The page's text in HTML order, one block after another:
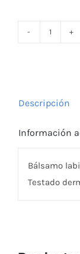
Descripción
Información
Bálsamo
Testado